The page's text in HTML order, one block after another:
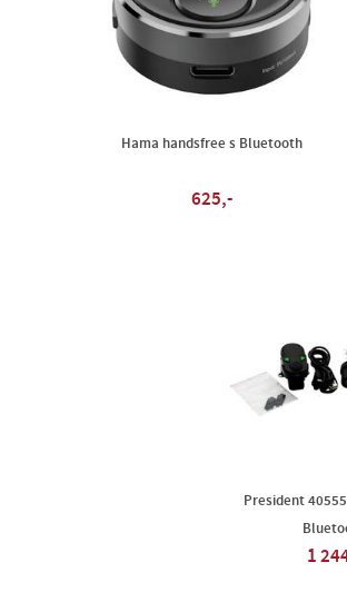
Hama handsfree s Bluetooth
625,-
President
1